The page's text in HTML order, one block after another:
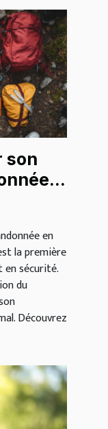
son
en
la première
en sécurité.
du
Découvrez